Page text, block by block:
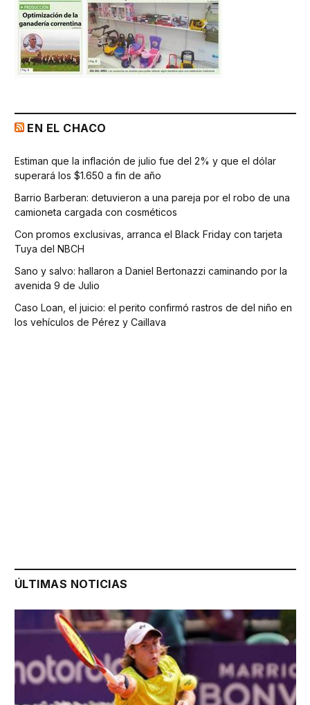
EN EL CHACO
Estiman que la inflación de julio fue del 2% y que el dólar
superará los $1.650 a fin de año
Barrio Barberan: detuvieron a una pareja por el robo de una
camioneta cargada con cosméticos
Con promos exclusivas, arranca el Black Friday con tarjeta
Tuya del NBCH
Sano y salvo: hallaron a Daniel Bertonazzi caminando por la
avenida 9 de Julio
Caso Loan, el juicio: el perito confirmó rastros de del niño en
los vehículos de Pérez y Caillava
ÚLTIMAS NOTICIAS